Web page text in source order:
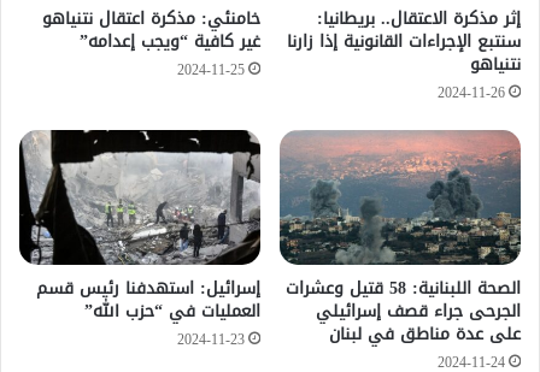
إثر مذكرة الاعتقال.. بريطانيا:
سنتبع الإجراءات القانونية إذا زارنا
نتنياهو
2024-11-26
خامنئي: مذكرة اعتقال نتنياهو
غير كافية “ويجب إعدامه”
2024-11-25
الصحة اللبنانية: 58 قتيل وعشرات
الجرحى جراء قصف إسرائيلي
على عدة مناطق في لبنان
2024-11-24
إسرائيل: استهدفنا رئيس قسم
العمليات في “حزب الله”
2024-11-23